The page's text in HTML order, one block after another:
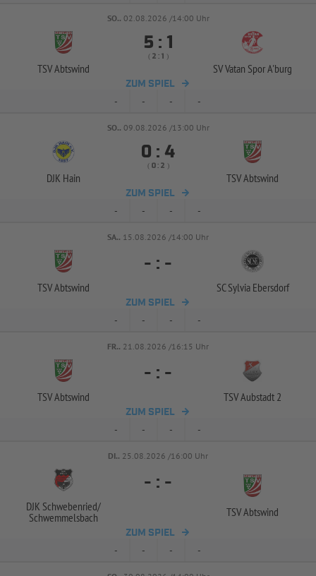
SO.. 02.08.2026 /14:00 Uhr
TSV Abtswind
 : 
(  :  )
SV Vatan Spor A'burg
ZUM SPIEL
- - - -
SO.. 09.08.2026 /13:00 Uhr
DJK Hain
 : 
( :  )
TSV Abtswind
ZUM SPIEL
- - - -
SA.. 15.08.2026 /14:00 Uhr
TSV Abtswind
- : -
SC Sylvia Ebersdorf
ZUM SPIEL
- - - -
FR.. 21.08.2026 /16:15 Uhr
TSV Abtswind
- : -
TSV Aubstadt 2
ZUM SPIEL
- - - -
DI.. 25.08.2026 /16:00 Uhr
DJK Schwebenried/
Schwemmelsbach
- : -
TSV Abtswind
ZUM SPIEL
- - - -